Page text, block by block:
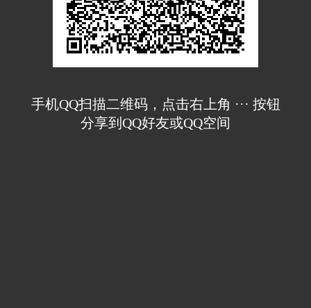
手机QQ扫描二维码，点击右上角 ··· 按钮
分享到QQ好友或QQ空间